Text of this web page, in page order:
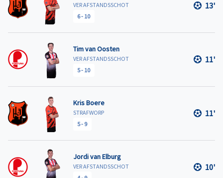
VER AFSTANDSSCHOT
6- 10
13'
Tim van Oosten
VER AFSTANDSSCHOT
5- 10
11'
Kris Boere
STRAFWORP
5- 9
11'
Jordi van Elburg
VER AFSTANDSSCHOT
10'